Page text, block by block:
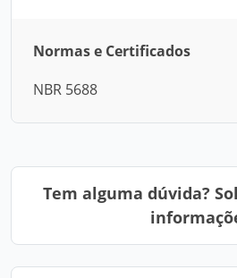
Normas e Certificados
NBR 5688
Tem alguma dúvida?